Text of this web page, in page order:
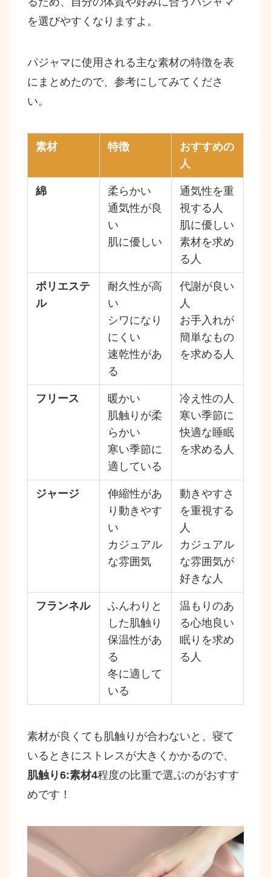
を選びやすくなりますよ。
パジャマに使用される主な素材の特徴を表
にまとめたので、参考にしてみてくださ
い。
素材 特徴
おすすめの
人
綿
柔らかい
通気性が良
い
肌に優しい
通気性を重
視する人
肌に優しい
素材を求め
る人
ポリエステ
ル
耐久性が高
い
シワになり
にくい
速乾性があ
る
代謝が良い
人
お手入れが
簡単なもの
を求める人
フリース
暖かい
肌触りが柔
らかい
寒い季節に
適している
冷え性の人
寒い季節に
快適な睡眠
を求める人
ジャージ
伸縮性があ
り動きやす
い
カジュアル
な雰囲気
動きやすさ
を重視する
人
カジュアル
な雰囲気が
好きな人
フランネル
ふんわりと
した肌触り
保温性があ
る
冬に適して
いる
温もりのあ
る心地良い
眠りを求め
る人
素材が良くても肌触りが合わないと、寝て
いるときにストレスが大きくかかるので、
肌触り6:素材4程度の比重で選ぶのがおすす
めです！